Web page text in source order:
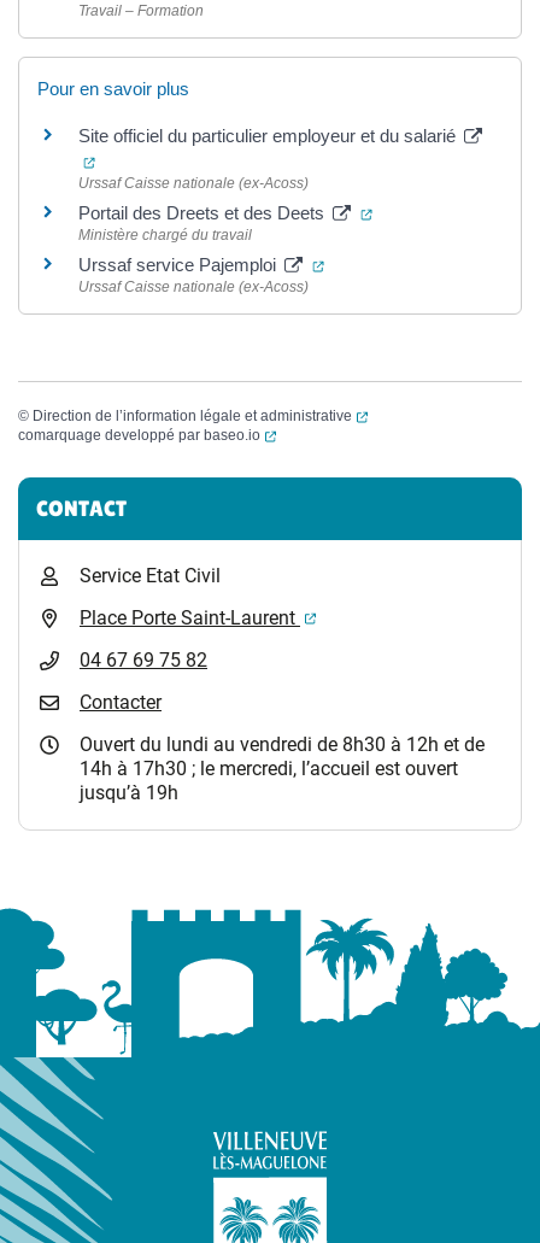
Travail – Formation
Pour en savoir plus
Site officiel du particulier employeur et du salarié
(ouverture dans un nouvel onglet)
Urssaf Caisse nationale (ex-Acoss)
Portail des Dreets et des Deets (ouverture dans un
Ministère chargé du travail
Urssaf service Pajemploi (ouverture dans un nouvel
Urssaf Caisse nationale (ex-Acoss)
© Direction de l’information légale et administrative
(ouverture dans un
comarquage developpé par baseo.io (ouverture dans un nouvel onglet)
Informations complémentaires
CONTACT
Service Etat Civil
Place Porte Saint-Laurent
(ouverture dans un
04 67 69 75 82
Contacter
Ouvert du lundi au vendredi de 8h30 à 12h et de
14h à 17h30 ; le mercredi, l’accueil est ouvert
jusqu’à 19h